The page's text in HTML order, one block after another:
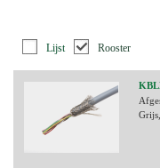
Lijst Rooster